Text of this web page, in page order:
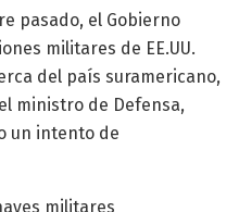
pasado, el Gobierno
militares de EE.UU.
del país suramericano,
ministro de Defensa,
un intento de
militares